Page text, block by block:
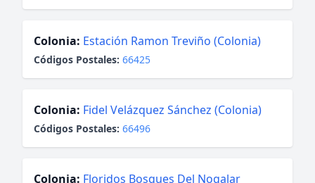
Colonia: Estación Ramon Treviño (Colonia)
Códigos Postales: 66425
Colonia: Fidel Velázquez Sánchez (Colonia)
Códigos Postales: 66496
Colonia: Floridos Bosques Del Nogalar